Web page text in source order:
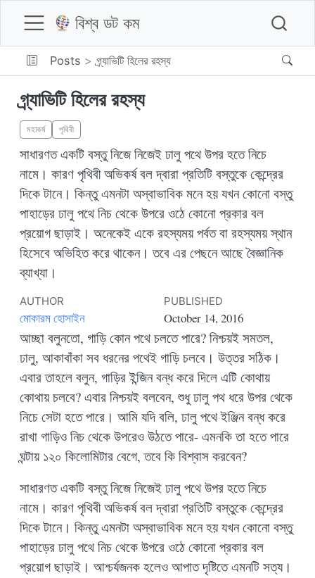
বিশ্ব ডট কম
Posts গ্র্যাভিটি হিলের রহস্য
গ্র্যাভিটি হিলের রহস্য
মহাকর্ষ পৃথিবী
সাধারণত একটি বস্তু নিজে নিজেই ঢালু পথে উপর হতে নিচে
নামে। কারণ পৃথিবী অভিকর্ষ বল দ্বারা প্রতিটি বস্তুকে কেন্দ্রের
দিকে টানে। কিন্তু এমনটা অস্বাভাবিক মনে হয় যখন কোনো বস্তু
পাহাড়ের ঢালু পথে নিচ থেকে উপরে ওঠে কোনো প্রকার বল
প্রয়োগ ছাড়াই। অনেকেই একে রহস্যময় পর্বত বা রহস্যময় স্থান
হিসেবে অভিহিত করে থাকেন। তবে এর পেছনে আছে বৈজ্ঞানিক
ব্যাখ্যা।
AUTHOR
মোকারম হোসাইন
PUBLISHED
October 14, 2016
আচ্ছা বলুনতো, গাড়ি কোন পথে চলতে পারে? নিশ্চয়ই সমতল,
ঢালু, আকাবাঁকা সব ধরনের পথেই গাড়ি চলবে। উত্তর সঠিক।
এবার তাহলে বলুন, গাড়ির ইন্জিন বন্ধ করে দিলে এটি কোথায়
কোথায় চলবে? এবার নিশ্চয়ই বলবেন, শুধু ঢালু পথ ধরে উপর থেকে
নিচে সেটা হতে পারে। আমি যদি বলি, ঢালু পথে ইঞ্জিন বন্ধ করে
রাখা গাড়িও নিচ থেকে উপরেও উঠতে পারে- এমনকি তা হতে পারে
ঘন্টায় ১২০ কিলোমিটার বেগে, তবে কি বিশ্বাস করবেন?
সাধারণত একটি বস্তু নিজে নিজেই ঢালু পথে উপর হতে নিচে
নামে। কারণ পৃথিবী অভিকর্ষ বল দ্বারা প্রতিটি বস্তুকে কেন্দ্রের
দিকে টানে। কিন্তু এমনটা অস্বাভাবিক মনে হয় যখন কোনো বস্তু
পাহাড়ের ঢালু পথে নিচ থেকে উপরে ওঠে কোনো প্রকার বল
প্রয়োগ ছাড়াই। আশ্চর্যজনক হলেও আপাত দৃষ্টিতে এমনটি সত্য।